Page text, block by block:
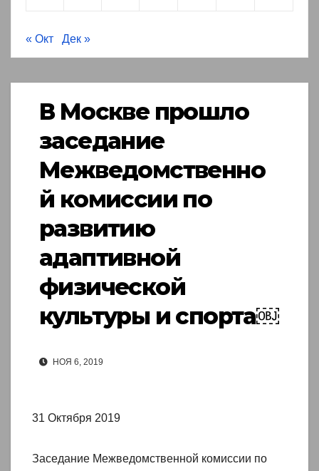
« Окт Дек »
В Москве прошло
заседание
Межведомственно
й комиссии по
развитию
адаптивной
физической
культуры и спорта￼
НОЯ 6, 2019
31 Октября 2019
Заседание Межведомственной комиссии по